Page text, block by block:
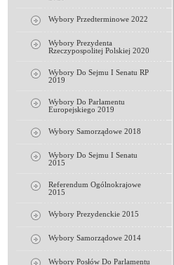
Wybory Przedterminowe 2022
Wybory Prezydenta
Rzeczypospolitej Polskiej 2020
Wybory Do Sejmu I Senatu RP
2019
Wybory Do Parlamentu
Europejskiego 2019
Wybory Samorządowe 2018
Wybory Do Sejmu I Senatu
2015
Referendum Ogólnokrajowe
2015
Wybory Prezydenckie 2015
Wybory Samorządowe 2014
Wybory Posłów Do Parlamentu